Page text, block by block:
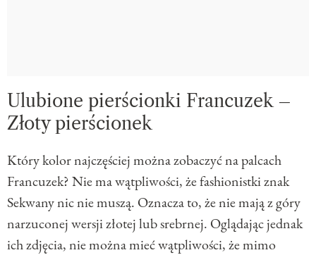
Ulubione pierścionki Francuzek –
Złoty pierścionek
Który kolor najczęściej można zobaczyć na palcach
Francuzek? Nie ma wątpliwości, że fashionistki znak
Sekwany nic nie muszą. Oznacza to, że nie mają z góry
narzuconej wersji złotej lub srebrnej. Oglądając jednak
ich zdjęcia, nie można mieć wątpliwości, że mimo